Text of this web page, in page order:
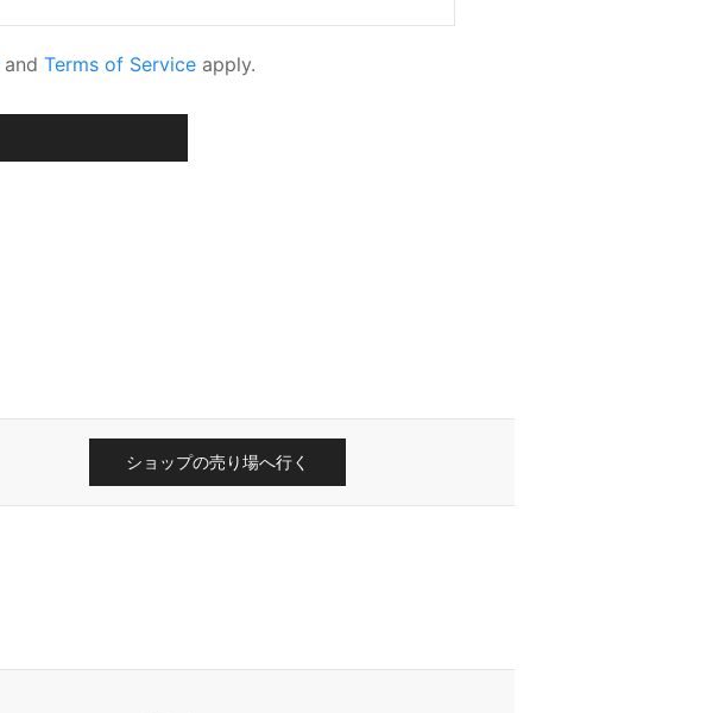
and Terms of Service apply.
ショップの売り場へ行く